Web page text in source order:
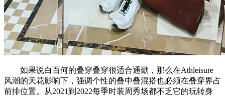
如果说白百何的叠穿叠穿很适合通勤，那么在Athleisure
风潮的天花影响下，强调个性的叠中叠混搭也必须在叠穿界占
前排位置。从2021到2022每季时装周秀场都不乏它的玩转身